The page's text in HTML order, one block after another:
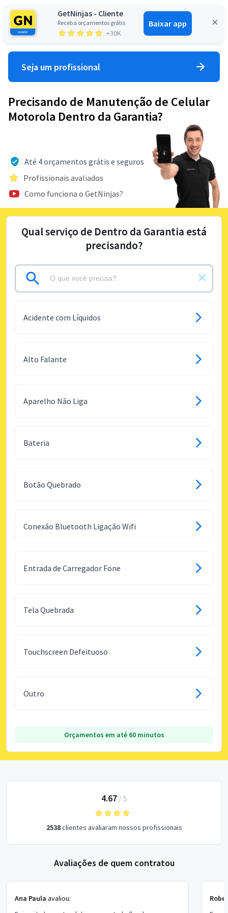
GetNinjas - Cliente
Receba orçamentos grátis
+30K
Baixar app
Entrar
Seja um profissional
Precisando de Manutenção de Celular
Motorola Dentro da Garantia?
Até 4 orçamentos grátis e seguros
Profissionais avaliados
Como funciona o GetNinjas?
Qual serviço de Dentro da Garantia está
precisando?
Acidente com Líquidos
Alto Falante
Aparelho Não Liga
Bateria
Botão Quebrado
Conexão Bluetooth Ligação Wifi
Entrada de Carregador Fone
Tela Quebrada
Touchscreen Defeituoso
Outro
Orçamentos em até 60 minutos
4.67/ 5
2538clientes avaliaram nossos profissionais
Avaliações de quem contratou
Ana Paula avaliou: